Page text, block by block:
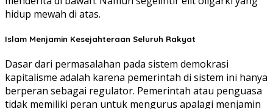
hidup mewah di atas.
Islam Menjamin Kesejahteraan Seluruh Rakyat
Dasar dari permasalahan pada sistem demokrasi
kapitalisme adalah karena pemerintah di sistem ini hanya
berperan sebagai regulator. Pemerintah atau penguasa
tidak memiliki peran untuk mengurus apalagi menjamin